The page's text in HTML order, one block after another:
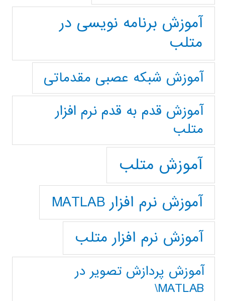
آموزش برنامه نویسی در
متلب
آموزش شبکه عصبی مقدماتی
آموزش قدم به قدم نرم افزار
متلب
آموزش متلب
آموزش نرم افزار MATLAB
آموزش نرم افزار متلب
آموزش پردازش تصوير در
MATLAB\